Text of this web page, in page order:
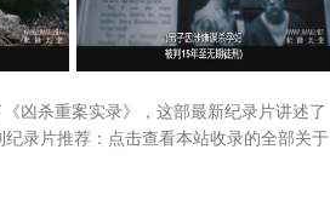
凶杀重案实录》，这部最新纪录片讲述了
录片推荐：点击查看本站收录的全部关于